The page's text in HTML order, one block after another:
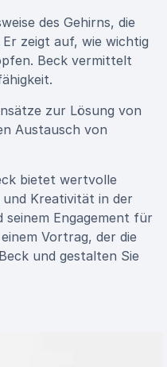
des Gehirns, die
zeigt auf, wie wichtig
Beck vermittelt
zur Lösung von
Austausch von
bietet wertvolle
Kreativität in der
seinem Engagement für
Vortrag, der die
und gestalten Sie